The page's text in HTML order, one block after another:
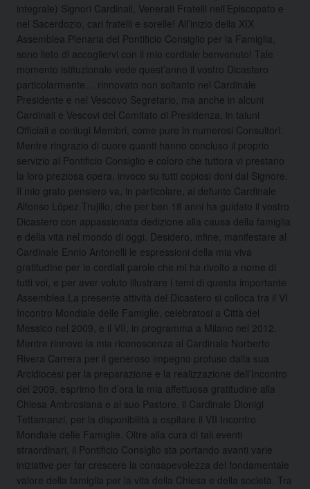
integrale) Signori Cardinali, Venerati Fratelli nell’Episcopato e
nel Sacerdozio, cari fratelli e sorelle! All’inizio della XIX
Assemblea Plenaria del Pontificio Consiglio per la Famiglia,
sono lieto di accogliervi con il mio cordiale benvenuto! Tale
momento istituzionale vede quest’anno il vostro Dicastero
particolarmente…
rinnovato non soltanto nel Cardinale
Presidente e nel Vescovo Segretario, ma anche in alcuni
Cardinali e Vescovi del Comitato di Presidenza, in taluni
Officiali e coniugi Membri, come pure in numerosi Consultori.
Mentre ringrazio di cuore quanti hanno concluso il proprio
servizio al Pontificio Consiglio e coloro che tuttora vi prestano
la loro preziosa opera, invoco su tutti copiosi doni dal Signore.
Il mio grato pensiero va, in particolare, al defunto Cardinale
Alfonso López Trujillo, che per ben 18 anni ha guidato il vostro
Dicastero con appassionata dedizione alla causa della famiglia
e della vita nel mondo di oggi. Desidero, infine, manifestare al
Cardinale Ennio Antonelli le espressioni della mia viva
gratitudine per le cordiali parole che mi ha rivolto a nome di
tutti voi, e per aver voluto illustrare i temi di questa importante
Assemblea.La presente attività del Dicastero si colloca tra il VI
Incontro Mondiale delle Famiglie, celebratosi a Città del
Messico nel 2009, e il VII, in programma a Milano nel 2012.
Mentre rinnovo la mia riconoscenza al Cardinale Norberto
Rivera Carrera per il generoso impegno profuso dalla sua
Arcidiocesi per la preparazione e la realizzazione dell’Incontro
del 2009, esprimo fin d’ora la mia affettuosa gratitudine alla
Chiesa Ambrosiana e al suo Pastore, il Cardinale Dionigi
Tettamanzi, per la disponibilità a ospitare il VII Incontro
Mondiale delle Famiglie. Oltre alla cura di tali eventi
straordinari, il Pontificio Consiglio sta portando avanti varie
iniziative per far crescere la consapevolezza del fondamentale
valore della famiglia per la vita della Chiesa e della società. Tra